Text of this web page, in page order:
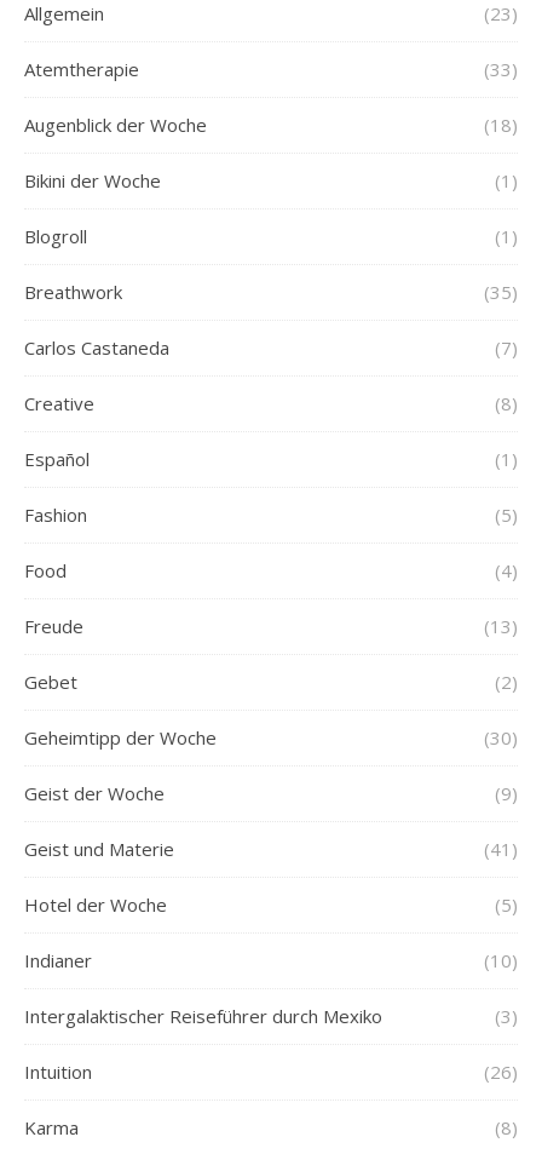
Allgemein (23)
Atemtherapie (33)
Augenblick der Woche (18)
Bikini der Woche (1)
Blogroll (1)
Breathwork (35)
Carlos Castaneda (7)
Creative (8)
Español (1)
Fashion (5)
Food (4)
Freude (13)
Gebet (2)
Geheimtipp der Woche (30)
Geist der Woche (9)
Geist und Materie (41)
Hotel der Woche (5)
Indianer (10)
Intergalaktischer Reiseführer durch Mexiko (3)
Intuition (26)
Karma (8)